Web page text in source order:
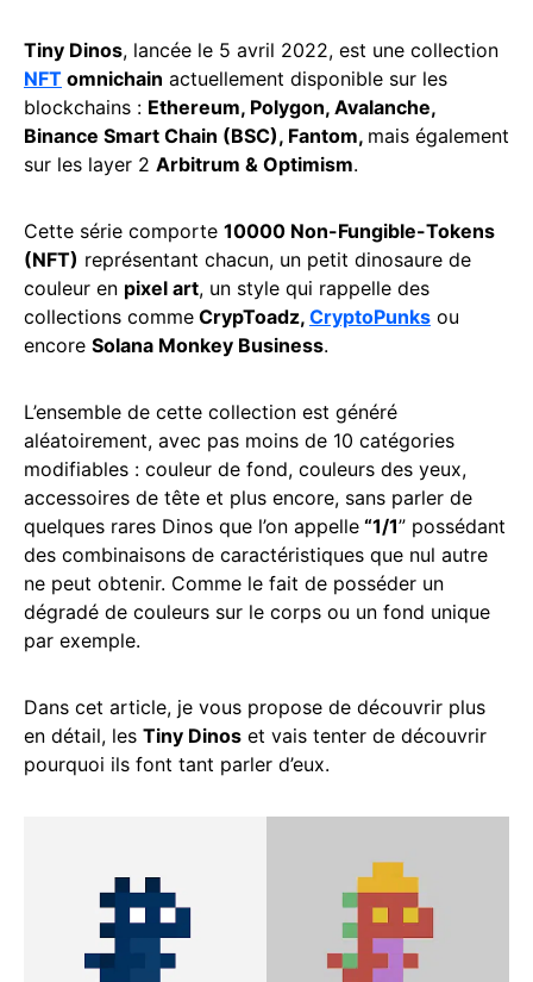
Tiny Dinos, lancée le 5 avril 2022, est une collection
NFT omnichain actuellement disponible sur les
blockchains : Ethereum, Polygon, Avalanche,
Binance Smart Chain (BSC), Fantom, mais également
sur les layer 2 Arbitrum & Optimism.
Cette série comporte 10000 Non-Fungible-Tokens
(NFT) représentant chacun, un petit dinosaure de
couleur en pixel art, un style qui rappelle des
collections comme CrypToadz, CryptoPunks ou
encore Solana Monkey Business.
L’ensemble de cette collection est généré
aléatoirement, avec pas moins de 10 catégories
modifiables : couleur de fond, couleurs des yeux,
accessoires de tête et plus encore, sans parler de
quelques rares Dinos que l’on appelle “1/1” possédant
des combinaisons de caractéristiques que nul autre
ne peut obtenir. Comme le fait de posséder un
dégradé de couleurs sur le corps ou un fond unique
par exemple.
Dans cet article, je vous propose de découvrir plus
en détail, les Tiny Dinos et vais tenter de découvrir
pourquoi ils font tant parler d’eux.